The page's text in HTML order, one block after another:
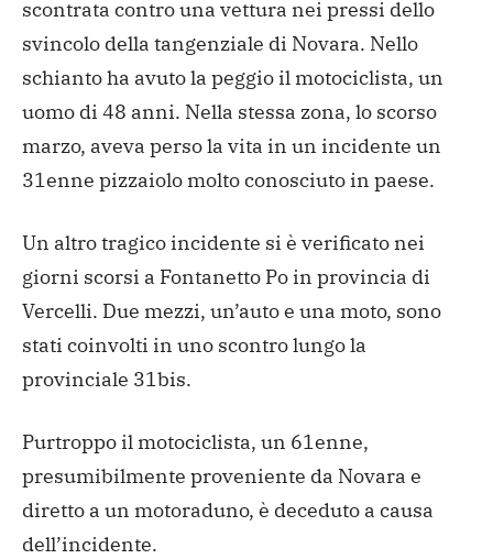
scontrata contro una vettura nei pressi dello
svincolo della tangenziale di Novara. Nello
schianto ha avuto la peggio il motociclista, un
uomo di 48 anni. Nella stessa zona, lo scorso
marzo, aveva perso la vita in un incidente un
31enne pizzaiolo molto conosciuto in paese.
Un altro tragico incidente si è verificato nei
giorni scorsi a Fontanetto Po in provincia di
Vercelli. Due mezzi, un’auto e una moto, sono
stati coinvolti in uno scontro lungo la
provinciale 31bis.
Purtroppo il motociclista, un 61enne,
presumibilmente proveniente da Novara e
diretto a un motoraduno, è deceduto a causa
dell’incidente.